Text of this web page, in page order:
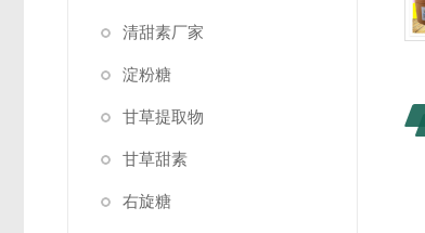
清甜素厂家
淀粉糖
甘草提取物
甘草甜素
右旋糖